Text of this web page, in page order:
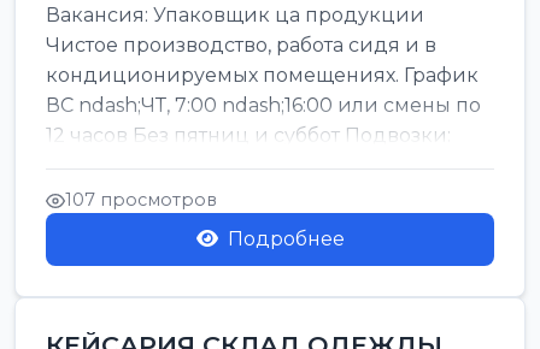
Вакансия: Упаковщик ца продукции
Чистое производство, работа сидя и в
кондиционируемых помещениях. График
ВС ndash;ЧТ, 7:00 ndash;16:00 или смены по
12 часов Без пятниц и суббот Подвозки:
Офаким, Нети...
107 просмотров
Подробнее